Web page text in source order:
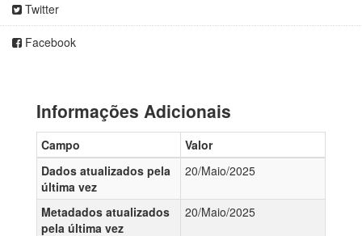
Twitter
Facebook
Informações Adicionais
Campo
Valor
Dados atualizados pela
última vez
20/Maio/2025
Metadados atualizados
pela última vez
20/Maio/2025